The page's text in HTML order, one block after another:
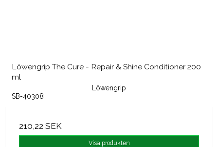
Löwengrip The Cure - Repair & Shine Conditioner 200
ml
Löwengrip
SB-40308
210,22 SEK
Visa produkten